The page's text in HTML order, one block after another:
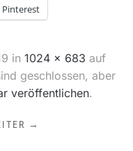
Pinterest
in 1024 × 683 auf
geschlossen, aber
veröffentlichen.
→